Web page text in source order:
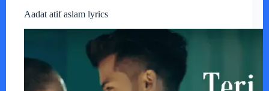
Aadat atif aslam lyrics